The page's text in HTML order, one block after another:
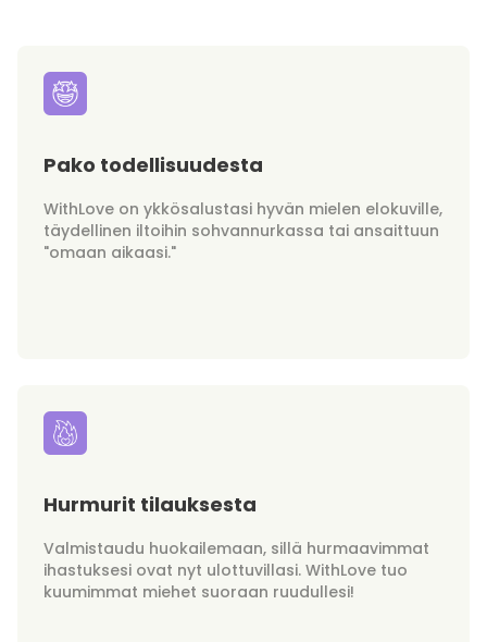
Pako todellisuudesta
WithLove on ykkösalustasi hyvän mielen elokuville,
täydellinen iltoihin sohvannurkassa tai ansaittuun
"omaan aikaasi."
Hurmurit tilauksesta
Valmistaudu huokailemaan, sillä hurmaavimmat
ihastuksesi ovat nyt ulottuvillasi. WithLove tuo
kuumimmat miehet suoraan ruudullesi!